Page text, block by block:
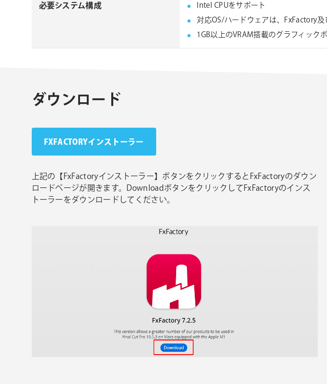
必要システム構成
Intel CPUをサポート
対応OS/ハードウェアは、FxFactory
1GB以上のVRAM搭載のグラフィック
ダウンロード
FXFACTORYインストーラー
上記の【FxFactoryインストーラー】ボタンをクリックするとFxFactoryのダウン
ロードページが開きます。DownloadボタンをクリックしてFxFactoryのインス
トーラーをダウンロードしてください。